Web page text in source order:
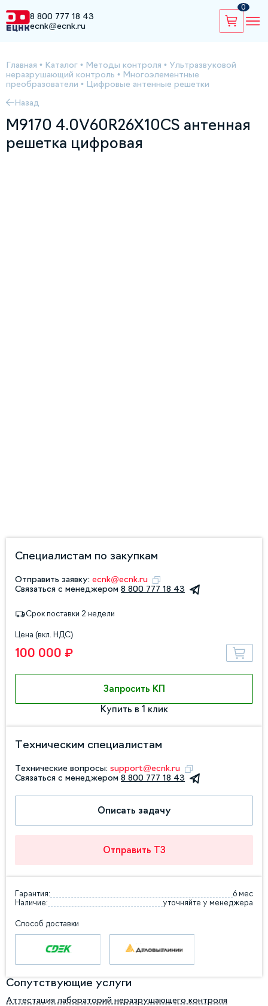
8 800 777 18 43
ecnk@ecnk.ru
0
Главная • Каталог • Методы контроля • Ультразвуковой
неразрушающий контроль • Многоэлементные
преобразователи • Цифровые антенные решетки
Назад
M9170 4.0V60R26X10CS антенная
решетка цифровая
Специалистам по закупкам
Отправить заявку: ecnk@ecnk.ru
Связаться с менеджером 8 800 777 18 43
Срок поставки 2 недели
Цена (вкл. НДС)
100 000 ₽
Запросить КП
Купить в 1 клик
Техническим специалистам
Технические вопросы: support@ecnk.ru
Связаться с менеджером 8 800 777 18 43
Описать задачу
Отправить ТЗ
Гарантия:
6 мес
Наличие:
уточняйте у менеджера
Способ доставки
Сопутствующие услуги
Аттестация лабораторий неразрушающего контроля